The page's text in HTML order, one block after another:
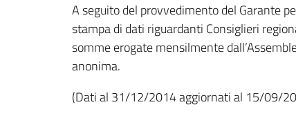
A seguito del provvedimento del Garante
stampa di dati riguardanti Consiglieri
somme erogate mensilmente
anonima.
(Dati al 31/12/2014 aggiornati al 15/09/